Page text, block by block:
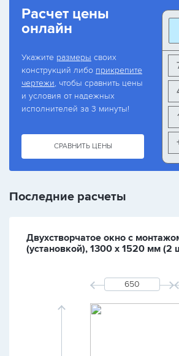
Расчет цены
онлайн
Укажите размеры своих
конструкций либо прикрепите
чертежи, чтобы сравнить цены
и условия от надежных
исполнителей за 3 минуты!
СРАВНИТЬ ЦЕНЫ
Последние расчеты
Двухстворчатое окно с
(установкой), 1300 х 1520 мм (2